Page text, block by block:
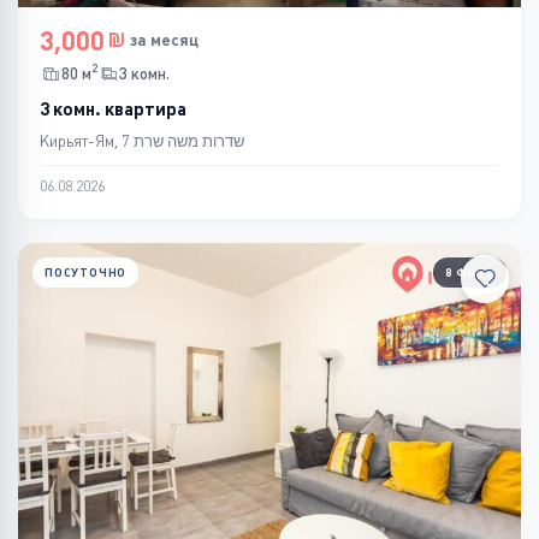
3,000
за месяц
80 м2 3 комн.
3 комн. квартира
Кирьят-Ям, שדרות משה שרת 7
06.08.2026
8 ФОТО
ПОСУТОЧНО